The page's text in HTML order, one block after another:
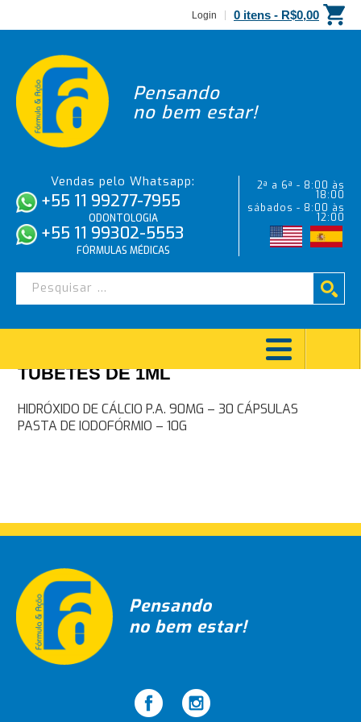
Login 0 itens - R$0,00
Pensando
no bem estar!
Vendas pelo Whatsapp:
+55 11 99277-7955
ODONTOLOGIA
+55 11 99302-5553
FÓRMULAS MÉDICAS
2ª a 6ª - 8:00 às
18:00
sábados - 8:00 às
12:00
MEDICAÇÃO INTRACANAL – 5
TUBETES DE 1ML
Navegação
HIDRÓXIDO DE CÁLCIO P.A. 90MG – 30 CÁPSULAS
PASTA DE IODOFÓRMIO – 10G
Pensando
no bem estar!